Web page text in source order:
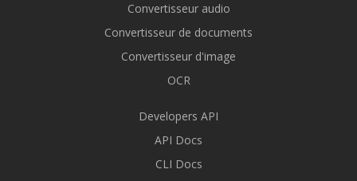
Convertisseur audio
Convertisseur de documents
Convertisseur d'image
OCR
Developers API
API Docs
CLI Docs